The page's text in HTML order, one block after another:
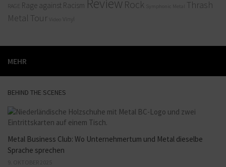
RAGE Rage against Racism Review Rock Symphonic Metal
Thrash
Metal Tour Video Vinyl
MEHR
BEHIND THE SCENES
Metal Business Club: Wo Unternehmertum und Metal dieselbe
Sprache sprechen